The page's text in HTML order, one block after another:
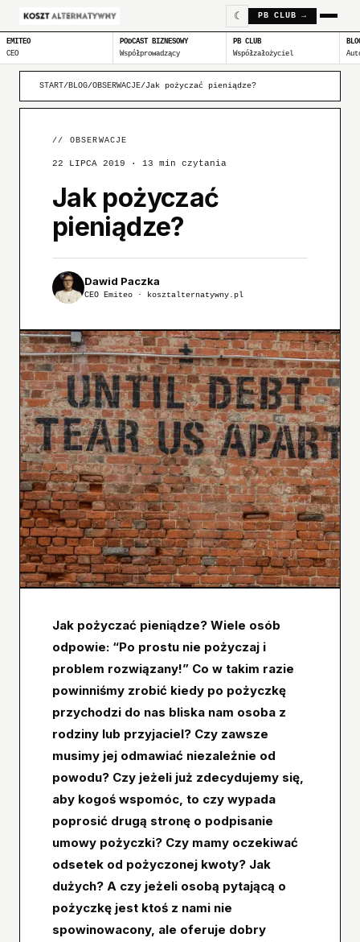
☾ PB CLUB →
EMITEO
CEO
PODCAST BIZNESOWY
Współprowadzący
PB CLUB
Współzałożyciel
START/BLOG/OBSERWACJE/Jak pożyczać pieniądze?
// OBSERWACJE
22 LIPCA 2019 · 13 min czytania
Jak pożyczać
pieniądze?
Dawid Paczka
CEO Emiteo · kosztalternatywny.pl
Jak pożyczać pieniądze? Wiele osób
odpowie: “Po prostu nie pożyczaj i
problem rozwiązany!” Co w takim razie
powinniśmy zrobić kiedy po pożyczkę
przychodzi do nas bliska nam osoba z
rodziny lub przyjaciel? Czy zawsze
musimy jej odmawiać niezależnie od
powodu? Czy jeżeli już zdecydujemy się,
aby kogoś wspomóc, to czy wypada
poprosić drugą stronę o podpisanie
umowy pożyczki? Czy mamy oczekiwać
odsetek od pożyczonej kwoty? Jak
dużych? A czy jeżeli osobą pytającą o
pożyczkę jest ktoś z nami nie
spowinowacony, ale oferuje dobry